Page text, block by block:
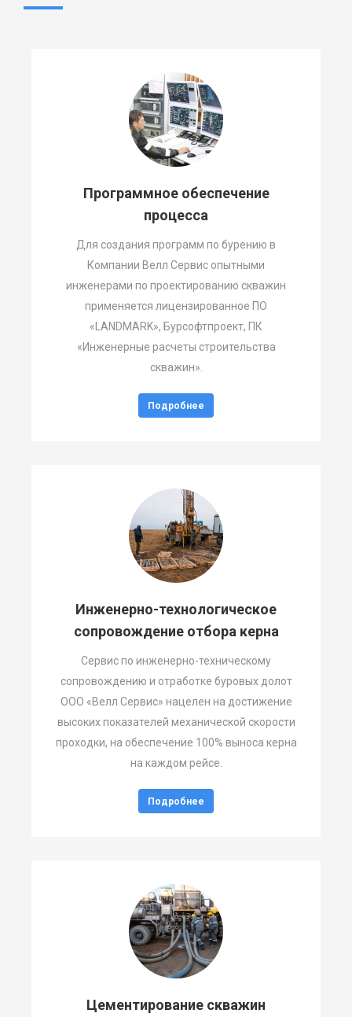
Программное обеспечение
процесса
Для создания программ по бурению в
Компании Велл Сервис опытными
инженерами по проектированию скважин
применяется лицензированное ПО
«LANDMARK», Бурсофтпроект, ПК
«Инженерные расчеты строительства
скважин».
Подробнее
Инженерно-технологическое
сопровождение отбора керна
Сервис по инженерно-техническому
сопровождению и отработке буровых долот
ООО «Велл Сервис» нацелен на достижение
высоких показателей механической скорости
проходки, на обеспечение 100% выноса керна
на каждом рейсе.
Подробнее
Цементирование скважин